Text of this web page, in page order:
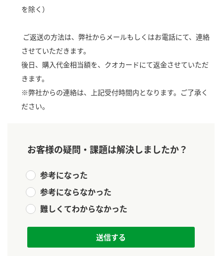
納豆の豆知識
鍋奉行マニュアル
ロングセラー商品 ＋ おすすめレシピ
人気商品 ＋ おすすめレシピ
キッザニア東京「ぽん酢工房」
ミツカン公式通販
業務用サイト ミツカングループについて 製造所固有記号一覧
を除く）
ご返送の方法は、弊社からメールもしくはお電話にて、連絡
させていただきます。
後日、購入代金相当額を、クオカードにて返金させていただ
きます。
※弊社からの連絡は、上記受付時間内となります。ご了承く
ださい。
お客様の疑問・課題は解決しましたか？
参考になった
参考にならなかった
難しくてわからなかった